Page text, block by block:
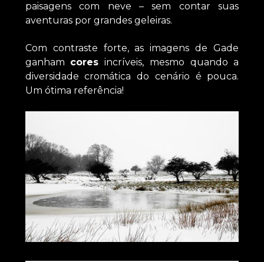
paisagens com neve – sem contar suas
aventuras por grandes geleiras.
Com contraste forte, as imagens de Gade
ganham cores incríveis, mesmo quando a
diversidade cromática do cenário é pouca.
Um ótima referência!